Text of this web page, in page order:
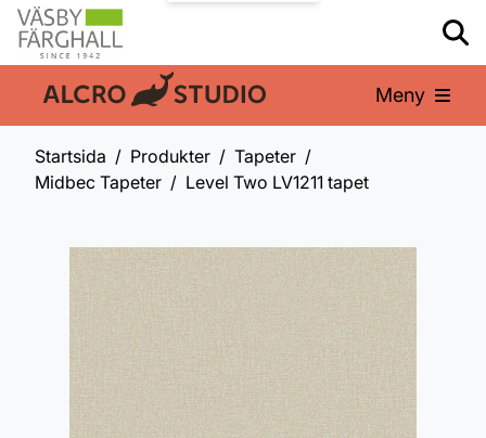
En del av: Meny
Startsida Produkter
Tapeter
Midbec Tapeter
Level Two LV1211 tapet